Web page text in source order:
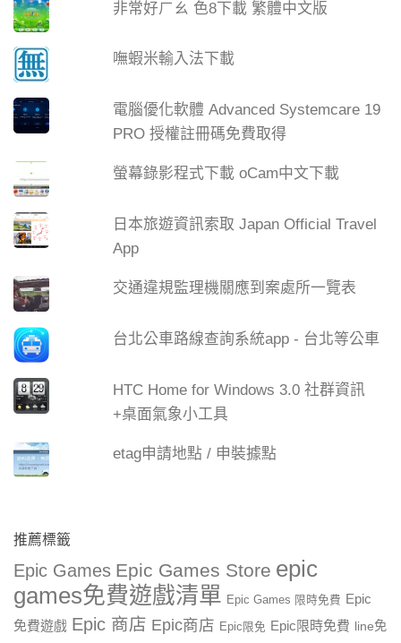
非常好ㄏㄠ 色8下載 繁體中文版
嘸蝦米輸入法下載
電腦優化軟體 Advanced Systemcare 19
PRO 授權註冊碼免費取得
螢幕錄影程式下載 oCam中文下載
日本旅遊資訊索取 Japan Official Travel
App
交通違規監理機關應到案處所一覽表
台北公車路線查詢系統app - 台北等公車
HTC Home for Windows 3.0 社群資訊
+桌面氣象小工具
etag申請地點 / 申裝據點
推薦標籤
Epic Games Epic Games Store epic
games免費遊戲清單 Epic Games 限時免費 Epic
免費遊戲 Epic 商店 Epic商店 Epic限免 Epic限時免費 line免